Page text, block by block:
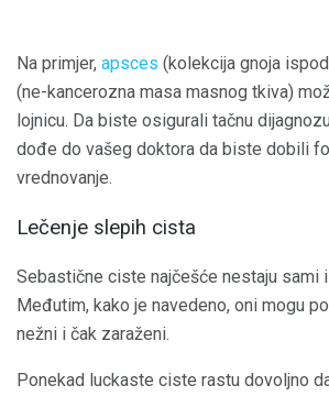
Na primjer, apsces (kolekcija gnoja
(ne-kancerozna masa masnog tkiva)
lojnicu. Da biste osigurali tačnu
dođe do vašeg doktora da biste dobili
vrednovanje.
Lečenje slepih cista
Sebastične ciste najčešće nestaju sami
Međutim, kako je navedeno, oni mogu
nežni i čak zaraženi.
Ponekad luckaste ciste rastu dovoljno